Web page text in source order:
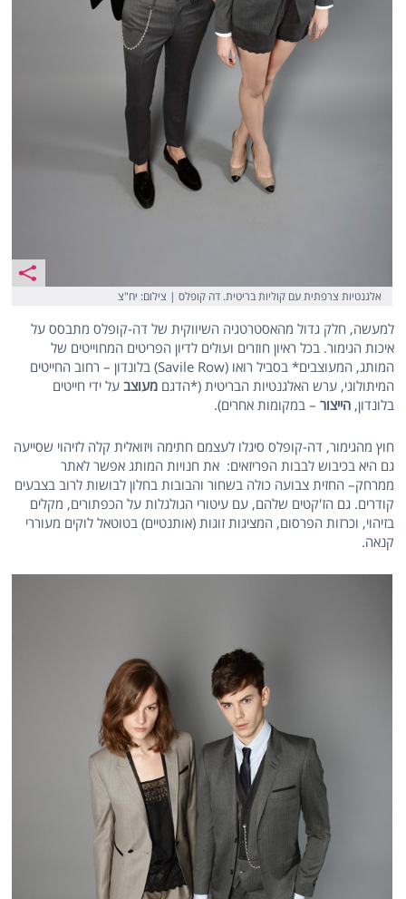
אלגנטיות צרפתית עם קוליות בריטית. דה קופלס | צילום: יח"צ
למעשה, חלק גדול מהאסטרטגיה השיווקית של דה-קופלס מתבסס על
איכות הגימור. בכל ראיון חוזרים ועולים לדיון הפריטים המחוייטים של
המותג, המעוצבים* בסביל רואו (Savile Row) בלונדון – רחוב החייטים
המיתולוגי, ערש האלגנטיות הבריטית (*הדגםמעוצבעל ידי חייטים
בלונדון,הייצור – במקומות אחרים).
חוץ מהגימור, דה-קופלס סיגלו לעצמם חתימה ויזואלית קלה לזיהוי שסייעה
גם היא בכיבוש לבבות הפריזאים: את חנויות המותג אפשר לאתר
ממרחק– החזית צבועה כולה בשחור והבובות בחלון לבושות לרוב בצבעים
קודרים. גם הז'קטים שלהם, עם עיטורי הגולגלות על הכפתורים, מקלים
בזיהוי, וכרזות הפרסום, המציגות זוגות (אותנטיים) בטוטאל לוקים מעוררי
קנאה.